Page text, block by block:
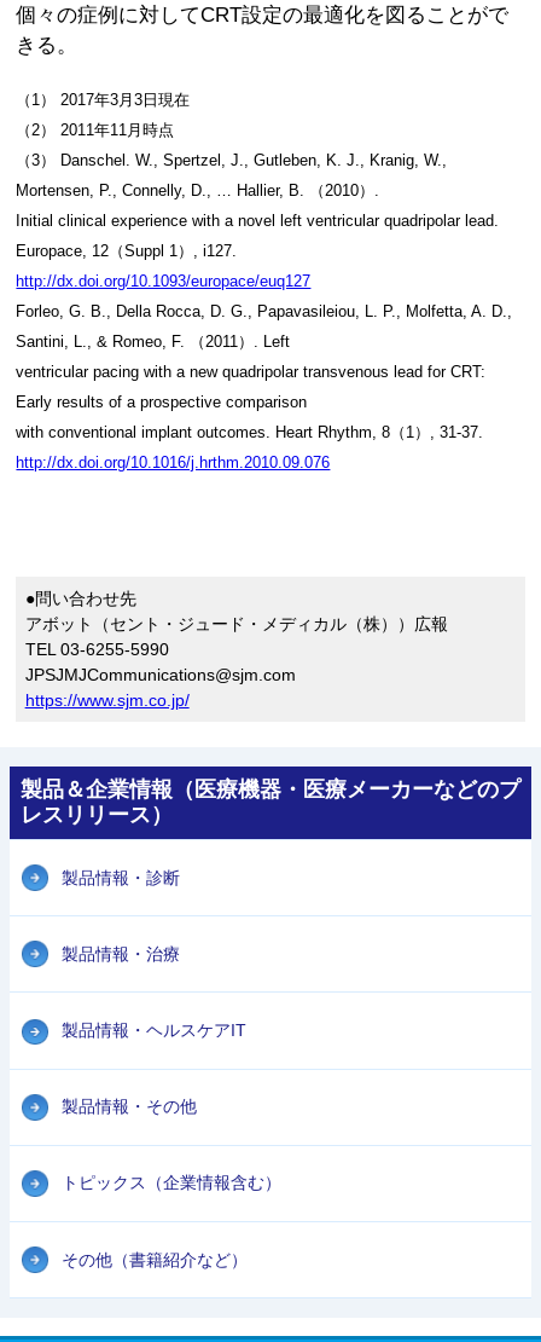
個々の症例に対してCRT設定の最適化を図ることがで
きる。
（1） 2017年3月3日現在
（2） 2011年11月時点
（3） Danschel. W., Spertzel, J., Gutleben, K. J., Kranig, W.,
Mortensen, P., Connelly, D., … Hallier, B. （2010）.
Initial clinical experience with a novel left ventricular quadripolar lead.
Europace, 12（Suppl 1）, i127.
http://dx.doi.org/10.1093/europace/euq127
Forleo, G. B., Della Rocca, D. G., Papavasileiou, L. P., Molfetta, A. D.,
Santini, L., & Romeo, F. （2011）. Left
ventricular pacing with a new quadripolar transvenous lead for CRT:
Early results of a prospective comparison
with conventional implant outcomes. Heart Rhythm, 8（1）, 31-37.
http://dx.doi.org/10.1016/j.hrthm.2010.09.076
●問い合わせ先
アボット（セント・ジュード・メディカル（株））広報
TEL 03-6255-5990
JPSJMJCommunications@sjm.com
https://www.sjm.co.jp/
製品＆企業情報（医療機器・医療メーカーなどのプ
レスリリース）
製品情報・診断
製品情報・治療
製品情報・ヘルスケアIT
製品情報・その他
トピックス（企業情報含む）
その他（書籍紹介など）